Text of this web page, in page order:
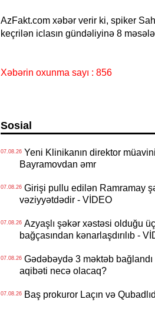
AzFakt.com xəbər verir ki, spiker
keçrilən iclasın gündəliyinə 8
Xəbərin oxunma sayı : 856
Sosial
07.08.26Yeni Klinikanın direktor müavini
Bayramovdan əmr
07.08.26Girişi pullu edilən Ramramay
vəziyyətdədir - VİDEO
07.08.26Azyaşlı şəkər xəstəsi olduğu
bağçasından kənarlaşdırılıb -
07.08.26Gədəbəydə 3 məktəb
aqibəti necə olacaq?
07.08.26Baş prokuror Laçın və